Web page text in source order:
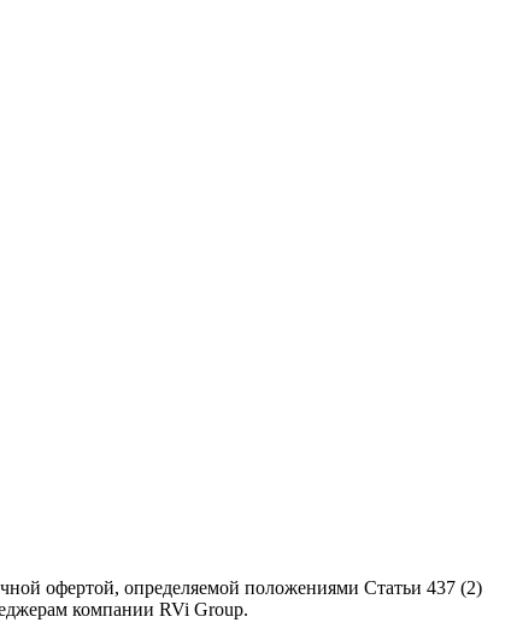
офертой, определяемой положениями Статьи 437 (2)
компании RVi Group.